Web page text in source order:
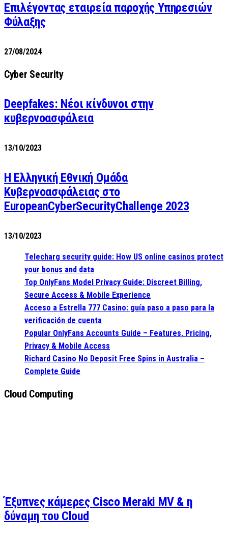
Επιλέγοντας εταιρεία παροχής Υπηρεσιών
Φύλαξης
27/08/2024
Cyber Security
Deepfakes: Νέοι κίνδυνοι στην
κυβερνοασφάλεια
13/10/2023
Η Ελληνική Εθνική Ομάδα
Κυβερνοασφάλειας στο
EuropeanCyberSecurityChallenge 2023
13/10/2023
Telecharg security guide: How US online casinos protect
your bonus and data
Top OnlyFans Model Privacy Guide: Discreet Billing,
Secure Access & Mobile Experience
Acceso a Estrella 777 Casino: guía paso a paso para la
verificación de cuenta
Popular OnlyFans Accounts Guide – Features, Pricing,
Privacy & Mobile Access
Richard Casino No Deposit Free Spins in Australia –
Complete Guide
Cloud Computing
Έξυπνες κάμερες Cisco Meraki MV & η
δύναμη του Cloud